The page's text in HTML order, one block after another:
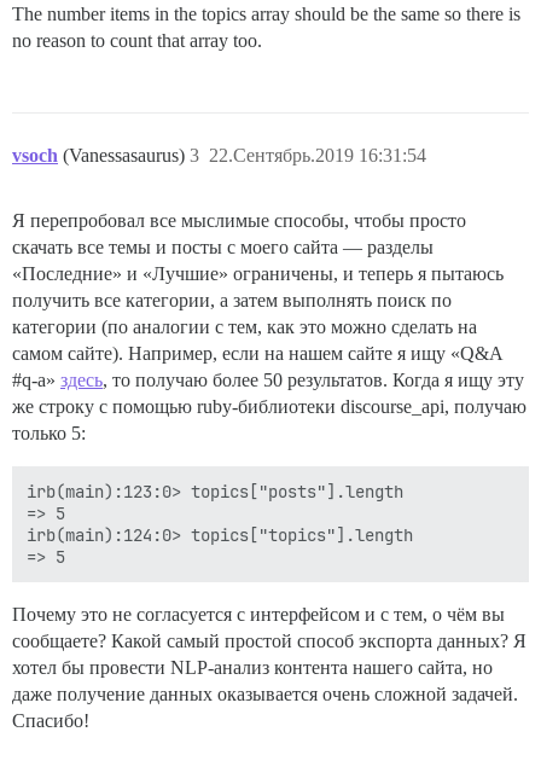
The number items in the topics array should be the same so there is
no reason to count that array too.
vsoch (Vanessasaurus) 22.Сентябрь.2019 16:31:54
3
Я перепробовал все мыслимые способы, чтобы просто
скачать все темы и посты с моего сайта — разделы
«Последние» и «Лучшие» ограничены, и теперь я пытаюсь
получить все категории, а затем выполнять поиск по
категории (по аналогии с тем, как это можно сделать на
самом сайте). Например, если на нашем сайте я ищу «Q&A
#q-a» здесь, то получаю более 50 результатов. Когда я ищу эту
же строку с помощью ruby-библиотеки discourse_api, получаю
только 5:
irb(main):123:0> topics["posts"].length
=> 5
irb(main):124:0> topics["topics"].length
Почему это не согласуется с интерфейсом и с тем, о чём вы
сообщаете? Какой самый простой способ экспорта данных? Я
хотел бы провести NLP-анализ контента нашего сайта, но
даже получение данных оказывается очень сложной задачей.
Спасибо!